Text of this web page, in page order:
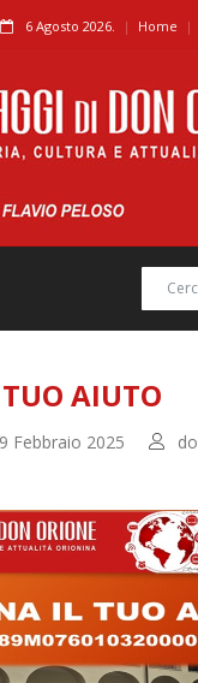
6 Agosto 2026. Home
AIUTO
9 Febbraio 2025